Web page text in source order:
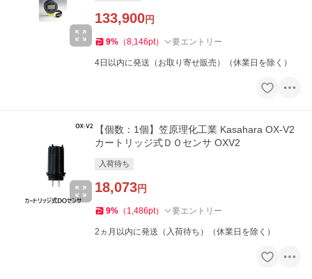
133,900円
9% （8,146pt） 要エントリー
4日以内に発送（お取り寄せ販売）（休業日を除く）
【個数：1個】笠原理化工業 Kasahara OX-V2
カートリッジ式ＤＯセンサ OXV2
入荷待ち
18,073円
9% （ 1,486pt） 要エントリー
2ヵ月以内に発送（入荷待ち）（休業日を除く）